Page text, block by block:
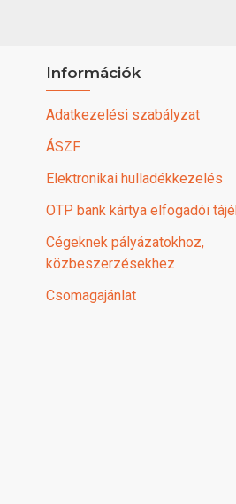
Információk
Adatkezelési szabályzat
ÁSZF
Elektronikai hulladékkezelés
OTP bank kártya elfogadói
Cégeknek pályázatokhoz,
közbeszerzésekhez
Csomagajánlat